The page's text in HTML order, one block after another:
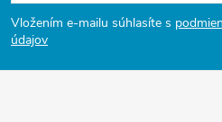
e
Vložením e-mailu súhlasíte s
údajov